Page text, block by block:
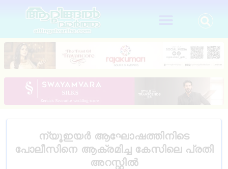
ന്യൂഇയർ ആഘോഷത്തിനിടെ
പോലീസിനെ ആക്രമിച്ച കേസിലെ പ്രതി
അറസ്റ്റിൽ